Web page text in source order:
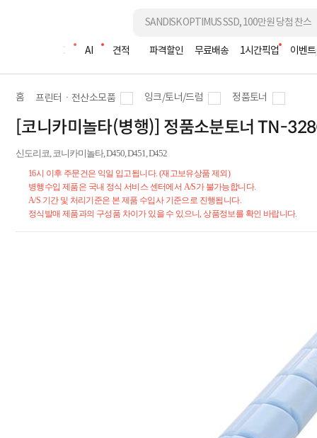
조립PC AI 견적 파격할인 무료배송 1시간픽업 이벤트
홈 프린터ㆍ전산소모품 잉크/토너/드럼 정품토너
[코니카미놀타(병행)] 정품소분토너 TN-
신도리코, 코니카미놀타, D450, D451, D452
16시 이후 주문건은 익일 입고됩니다. (재고보유상품 제외)
병행수입 제품은 국내 정식 서비스 센터에서 A/S가 불가능합니다.
A/S 기간 및 처리기준은 본 제품 수입사 기준으로 진행됩니다.
정식발매 제품과의 구성품 차이가 있을 수 있으니, 상품정보를 확인 바랍니다.